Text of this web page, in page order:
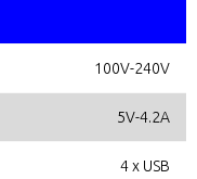
100V-240V
5V-4.2A
4 x USB